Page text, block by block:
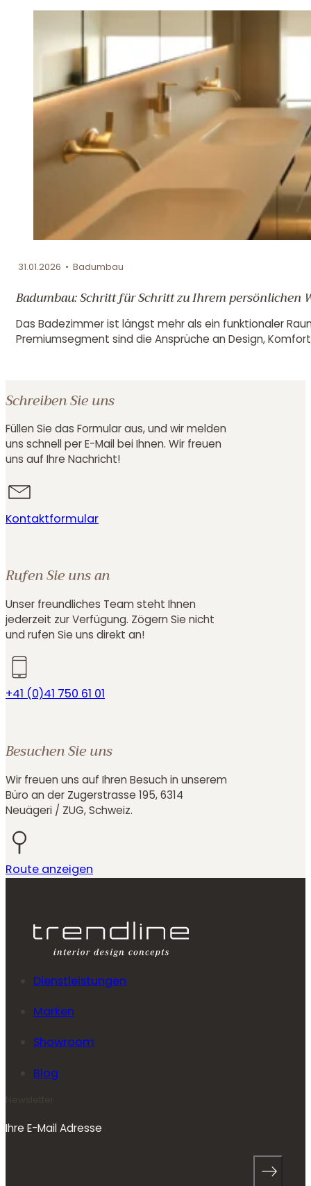
Badumbau: Schritt für Schritt zu Ihrem persönlichen
Das Badezimmer ist längst mehr als ein funktionaler
Premiumsegment sind die Ansprüche an Design,
31.01.2026 • Badumbau
Schreiben Sie uns
Füllen Sie das Formular aus, und wir melden
uns schnell per E-Mail bei Ihnen. Wir freuen
uns auf Ihre Nachricht!
Kontaktformular
Rufen Sie uns an
Unser freundliches Team steht Ihnen
jederzeit zur Verfügung. Zögern Sie nicht
und rufen Sie uns direkt an!
+41 (0)41 750 61 01
Besuchen Sie uns
Wir freuen uns auf Ihren Besuch in unserem
Büro an der Zugerstrasse 195, 6314
Neuägeri / ZUG, Schweiz.
Route anzeigen
Dienstleistungen
Marken
Showroom
Blog